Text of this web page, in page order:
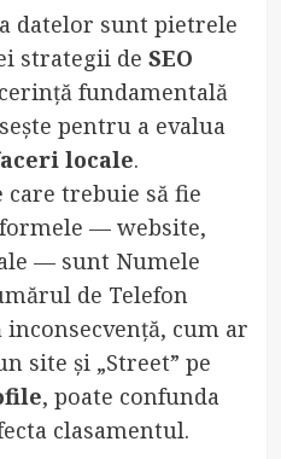
datelor sunt pietrele
strategii de SEO
fundamentală
pentru a evalua
locale.
trebuie să fie
— website,
— sunt Numele
de Telefon
inconsecvență, cum ar
site și „Street” pe
, poate confunda
clasamentul.